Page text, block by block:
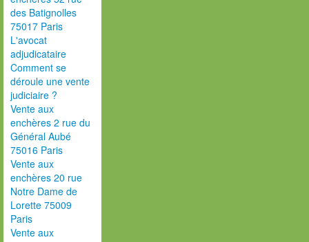
des Batignolles
75017 Paris
L'avocat
adjudicataire
Comment se
déroule une vente
judiciaire ?
Vente aux
enchères 2 rue du
Général Aubé
75016 Paris
Vente aux
enchères 20 rue
Notre Dame de
Lorette 75009
Paris
Vente aux